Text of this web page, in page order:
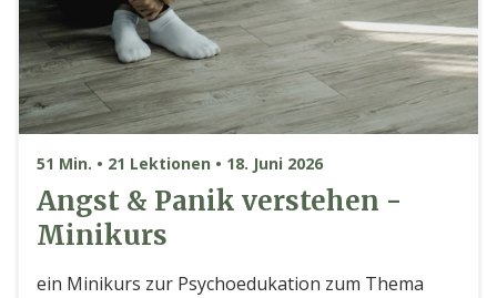
51 Min. • 21 Lektionen • 18. Juni 2026
Angst & Panik verstehen -
Minikurs
ein Minikurs zur Psychoedukation zum Thema